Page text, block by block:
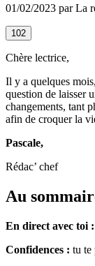
01/02/2023 par La
102
Chère lectrice,
Il y a quelques
question de laisser
changements, tant
afin de croquer la
Pascale,
Rédac’ chef
Au
En direct avec toi :
Confidences : tu te